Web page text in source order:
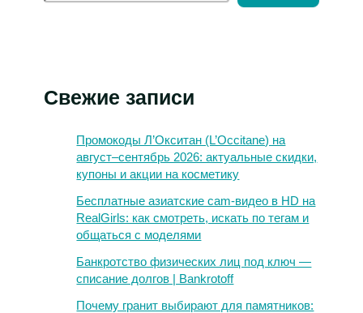
Свежие записи
Промокоды Л’Окситан (L’Occitane) на
август–сентябрь 2026: актуальные скидки,
купоны и акции на косметику
Бесплатные азиатские cam-видео в HD на
RealGirls: как смотреть, искать по тегам и
общаться с моделями
Банкротство физических лиц под ключ —
списание долгов | Bankrotoff
Почему гранит выбирают для памятников: